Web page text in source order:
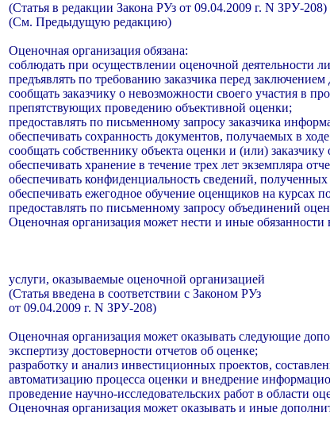
(Статья в редакции Закона РУз от 09.04.2009 г. N ЗРУ-208)
(См. Предыдущую редакцию)
Оценочная организация обязана:
соблюдать при осуществлении оценочной деятельности
предъявлять по требованию заказчика перед
сообщать заказчику о невозможности своего участия в
препятствующих проведению объективной оценки;
предоставлять по письменному запросу заказчика
обеспечивать сохранность документов, получаемых в
сообщать собственнику объекта оценки и (или)
обеспечивать хранение в течение трех лет экземпляра
обеспечивать конфиденциальность сведений,
обеспечивать ежегодное обучение оценщиков на курсах
предоставлять по письменному запросу объединений
Оценочная организация может нести и иные обязанности
услуги, оказываемые оценочной организацией
(Статья введена в соответствии с Законом РУз
от 09.04.2009 г. N ЗРУ-208)
Оценочная организация может оказывать следующие
экспертизу достоверности отчетов об оценке;
разработку и анализ инвестиционных проектов,
автоматизацию процесса оценки и внедрение
проведение научно-исследовательских работ в области
Оценочная организация может оказывать и иные